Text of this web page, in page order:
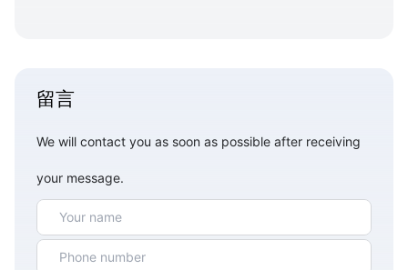
留言
We will contact you as soon as possible after receiving
your message.